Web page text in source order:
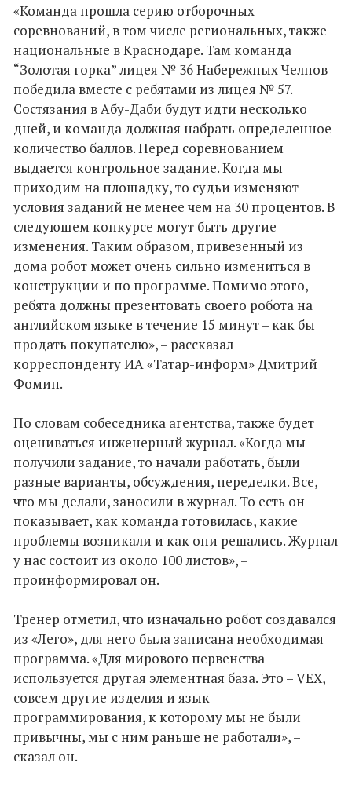
«Команда прошла серию отборочных
соревнований, в том числе региональных, также
национальные в Краснодаре. Там команда
“Золотая горка” лицея № 36 Набережных Челнов
победила вместе с ребятами из лицея № 57.
Состязания в Абу-Даби будут идти несколько
дней, и команда должная набрать определенное
количество баллов. Перед соревнованием
выдается контрольное задание. Когда мы
приходим на площадку, то судьи изменяют
условия заданий не менее чем на 30 процентов. В
следующем конкурсе могут быть другие
изменения. Таким образом, привезенный из
дома робот может очень сильно измениться в
конструкции и по программе. Помимо этого,
ребята должны презентовать своего робота на
английском языке в течение 15 минут – как бы
продать покупателю», – рассказал
корреспонденту ИА «Татар-информ» Дмитрий
Фомин.
По словам собеседника агентства, также будет
оцениваться инженерный журнал. «Когда мы
получили задание, то начали работать, были
разные варианты, обсуждения, переделки. Все,
что мы делали, заносили в журнал. То есть он
показывает, как команда готовилась, какие
проблемы возникали и как они решались. Журнал
у нас состоит из около 100 листов», –
проинформировал он.
Тренер отметил, что изначально робот создавался
из «Лего», для него была записана необходимая
программа. «Для мирового первенства
используется другая элементная база. Это – VEX,
совсем другие изделия и язык
программирования, к которому мы не были
привычны, мы с ним раньше не работали», –
сказал он.